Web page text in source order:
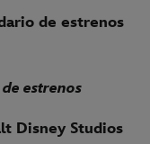
de estrenos
estrenos
Disney Studios